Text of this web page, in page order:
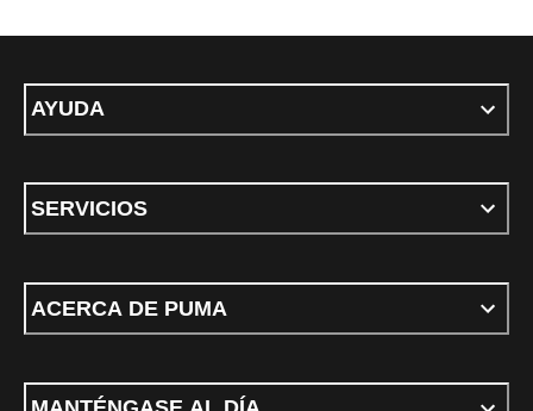
AYUDA
SERVICIOS
ACERCA DE PUMA